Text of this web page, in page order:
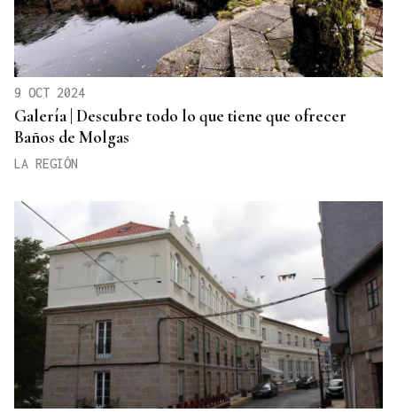
9 OCT 2024
Galería | Descubre todo lo que tiene que ofrecer
Baños de Molgas
LA REGIÓN